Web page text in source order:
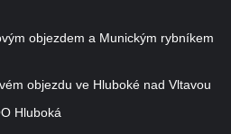
objezdem a Munickým rybníkem
objezdu ve Hluboké nad Vltavou
Hluboká